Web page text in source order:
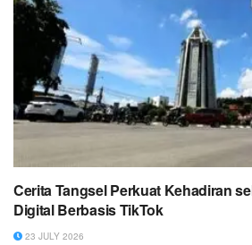
Cerita Tangsel Perkuat Kehadiran
Digital Berbasis TikTok
23 JULY 2026